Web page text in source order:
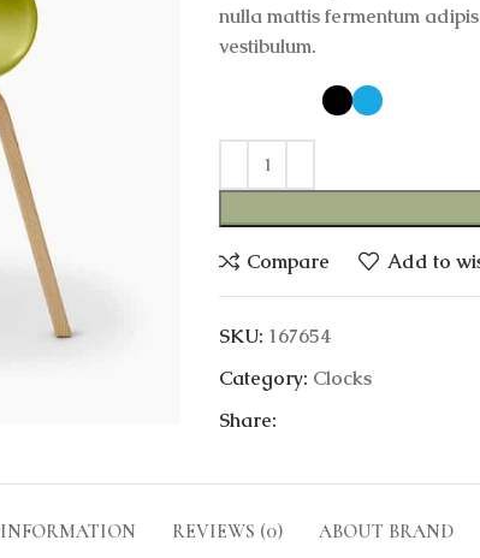
nulla mattis fermentum
vestibulum.
Compare Add to
SKU: 167654
Category: Clocks
Share:
REVIEWS (0) ABOUT BRAND